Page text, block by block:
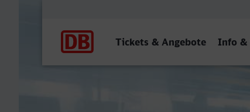
Tickets & Angebote Info &